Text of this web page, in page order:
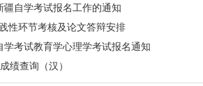
自学考试报名工作的通知
性环节考核及论文答辩安排
考试教育学心理学考试报名通知
绩查询（汉）